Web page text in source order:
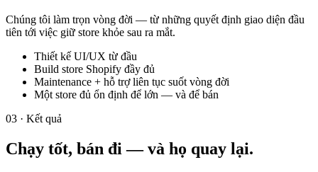
Chúng tôi làm trọn vòng đời — từ những quyết định giao diện đầu
tiên tới việc giữ store khỏe sau ra mắt.
Thiết kế UI/UX từ đầu
Build store Shopify đầy đủ
Maintenance + hỗ trợ liên tục suốt vòng đời
Một store đủ ổn định để lớn — và để bán
03 · Kết quả
Chạy tốt, bán đi — và họ quay lại.